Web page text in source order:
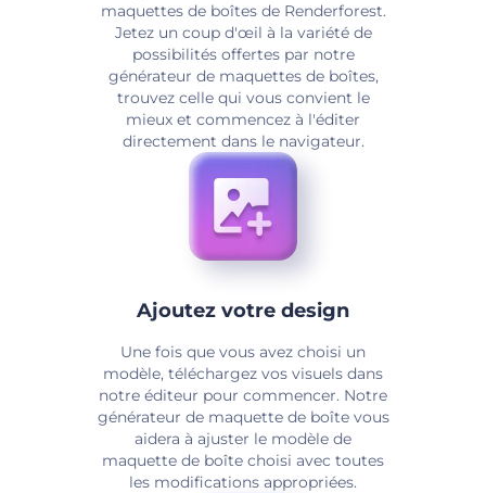
maquettes de boîtes de Renderforest.
Jetez un coup d'œil à la variété de
possibilités offertes par notre
générateur de maquettes de boîtes,
trouvez celle qui vous convient le
mieux et commencez à l'éditer
directement dans le navigateur.
Ajoutez votre design
Une fois que vous avez choisi un
modèle, téléchargez vos visuels dans
notre éditeur pour commencer. Notre
générateur de maquette de boîte vous
aidera à ajuster le modèle de
maquette de boîte choisi avec toutes
les modifications appropriées.